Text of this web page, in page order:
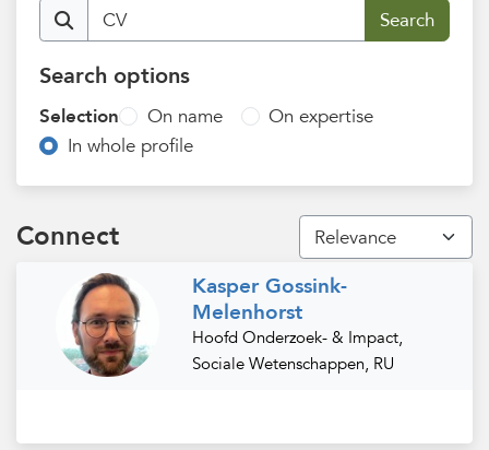
Search options
Selection On name
On expertise
In whole profile
Connect
Kasper Gossink-
Melenhorst
Hoofd Onderzoek- & Impact,
Sociale Wetenschappen, RU